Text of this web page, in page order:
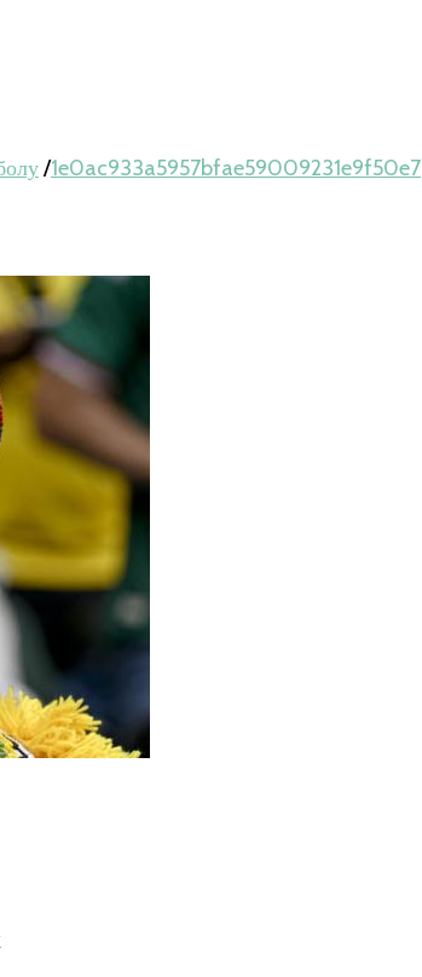
/1e0ac933a5957bfae59009231e9f50e7